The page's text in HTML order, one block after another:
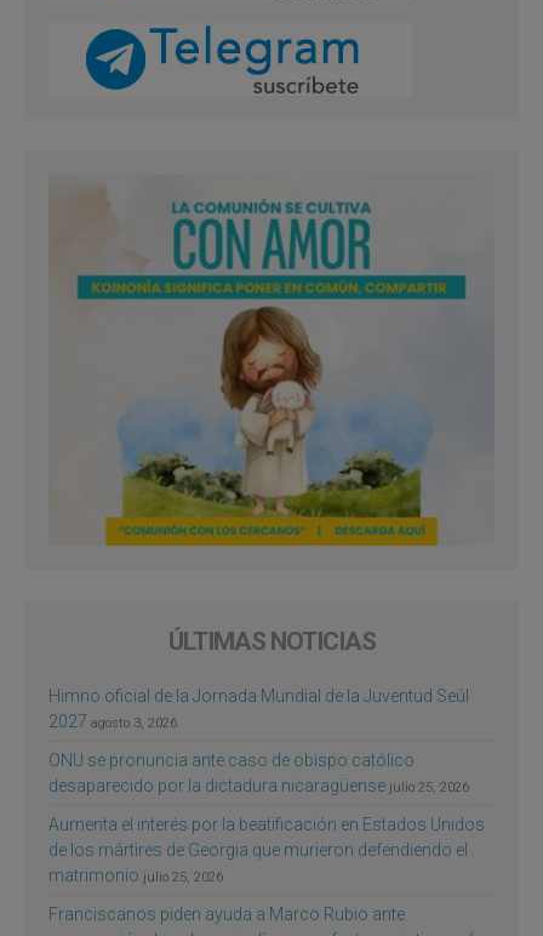
ÚLTIMAS NOTICIAS
Himno oficial de la Jornada Mundial de la Juventud Seúl
2027 agosto 3, 2026
ONU se pronuncia ante caso de obispo católico
desaparecido por la dictadura nicaragüense julio 25, 2026
Aumenta el interés por la beatificación en Estados Unidos
de los mártires de Georgia que murieron defendiendo el
matrimonio julio 25, 2026
Franciscanos piden ayuda a Marco Rubio ante